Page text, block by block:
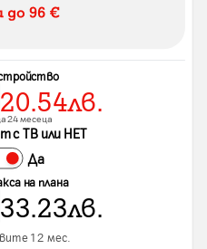
20.54лв.
24 месеца
с ТВ или НЕТ
Да
на плана
33.23лв.
12 мес.